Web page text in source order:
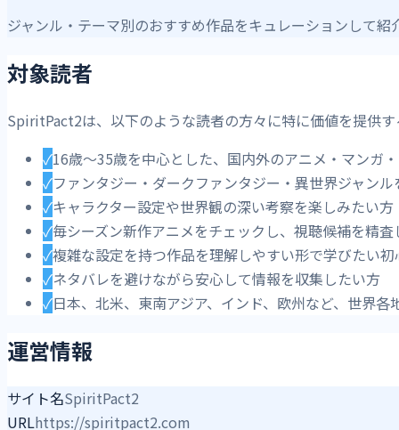
ジャンル・テーマ別のおすすめ作品をキュレーションして紹
対象読者
SpiritPact2は、以下のような読者の方々に特に価値を提供
✓16歳〜35歳を中心とした、国内外のアニメ・マンガ
✓ファンタジー・ダークファンタジー・異世界ジャン
✓キャラクター設定や世界観の深い考察を楽しみたい方
✓毎シーズン新作アニメをチェックし、視聴候補を精査
✓複雑な設定を持つ作品を理解しやすい形で学びたい
✓ネタバレを避けながら安心して情報を収集したい方
✓日本、北米、東南アジア、インド、欧州など、世界
運営情報
サイト名SpiritPact2
URLhttps://spiritpact2.com